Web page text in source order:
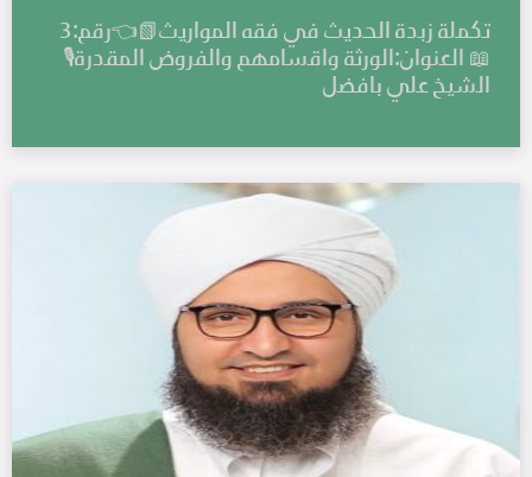
تكملة زبدة الحديث في فقه المواريث📗👈رقم:3
📖 العنوان:الورثة واقسامهم والفروض المقدرة🎙️
الشيخ علي بافضل